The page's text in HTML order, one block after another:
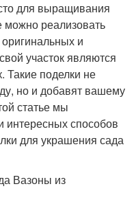
для выращивания
можно реализовать
и
участок являются
Такие поделки не
но и добавят вашему
статье мы
интересных способов
для украшения сада
Вазоны из